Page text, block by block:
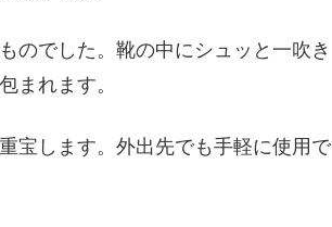
のでした。靴の中にシュッと一吹き
まれます。
宝します。外出先でも手軽に使用で